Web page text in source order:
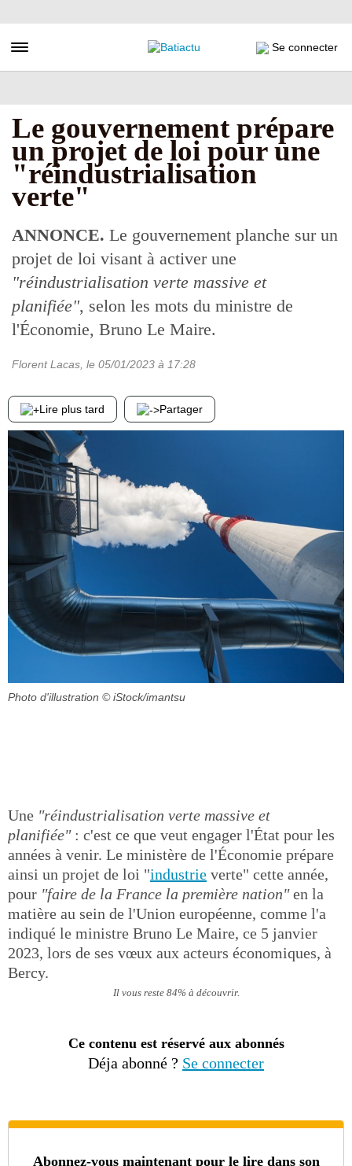
au
principal
Toggle navigation Se connecter
Le gouvernement prépare
un projet de loi pour une
"réindustrialisation
verte"
ANNONCE. Le gouvernement planche sur un
projet de loi visant à activer une
"réindustrialisation verte massive et
planifiée", selon les mots du ministre de
l'Économie, Bruno Le Maire.
Florent Lacas , le 05/01/2023 à 17:28
Lire plus tard Partager
Photo d'illustration © iStock/imantsu
Une "réindustrialisation verte massive et
planifiée": c'est ce que veut engager l'État pour les
années à venir. Le ministère de l'Économie prépare
ainsi un projet de loi "industrie verte" cette année,
pour "faire de la France la première nation"en la
matière au sein de l'Union européenne, comme l'a
indiqué le ministre Bruno Le Maire, ce 5 janvier
2023, lors de ses vœux aux acteurs économiques, à
Bercy.
Il vous reste 84% à découvrir.
Ce contenu est réservé aux abonnés
Déja abonné ? Se connecter
Abonnez-vous maintenant pour le lire dans son